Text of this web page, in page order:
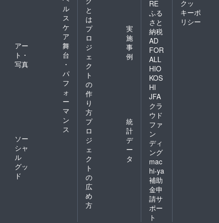
ル
ス
ケ
ア
アー
ト・
写真
舞
台
・
パ
フ
ォ
ー
マ
ン
ス
ソー
シャ
ル
グッ
ド
と
は
プ
ロ
ジ
ェ
ク
ト
の
作
り
方
実
施
事
例
プ
ロ
ジ
ェ
ク
ト
の
広
め
方
統
計
デ
ー
タ
RE
ふる
さと
納税
AD
FOR
ALL
HIO
KOS
HI
JFA
クラ
ウド
ファ
ン
ディ
ング
mac
hi-ya
補助
金申
請サ
ポー
ト
クッ
キーポ
リシー